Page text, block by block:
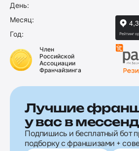
День:
Месяц:
Год:
Член
Российской
Ассоциации
Франчайзинга
Лучшие
у вас в
Подпишись и бесплатный бот
подборку с франшизами +